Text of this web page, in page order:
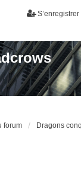
S’enregistrer
forum Dragons